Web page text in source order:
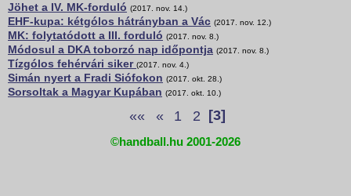
Jöhet a IV. MK-forduló (2017. nov. 14.)
EHF-kupa: kétgólos hátrányban a Vác (2017. nov. 12.)
MK: folytatódott a III. forduló (2017. nov. 8.)
Módosul a DKA toborzó nap időpontja (2017. nov. 8.)
Tízgólos fehérvári siker (2017. nov. 4.)
Simán nyert a Fradi Siófokon (2017. okt. 28.)
Sorsoltak a Magyar Kupában (2017. okt. 10.)
«« « 1 2 [3]
©handball.hu 2001-2026